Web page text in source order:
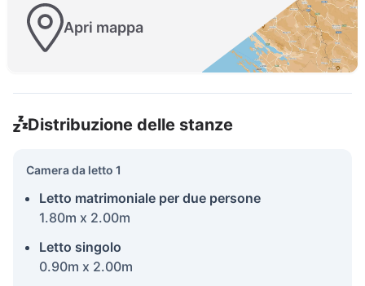
Apri mappa
Distribuzione delle stanze
Camera da letto 1
Letto matrimoniale per due persone
1.80m x 2.00m
Letto singolo
0.90m x 2.00m